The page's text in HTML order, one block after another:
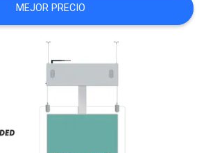
MEJOR PRECIO